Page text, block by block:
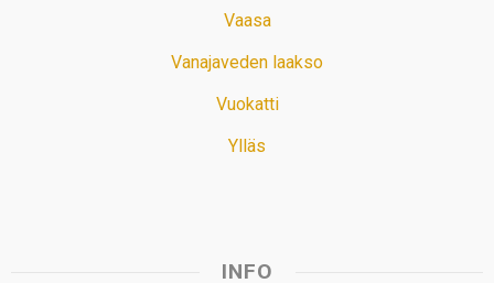
Vaasa
Vanajaveden laakso
Vuokatti
Ylläs
INFO